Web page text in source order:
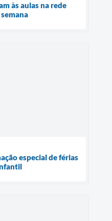
às aulas na rede
especial de férias